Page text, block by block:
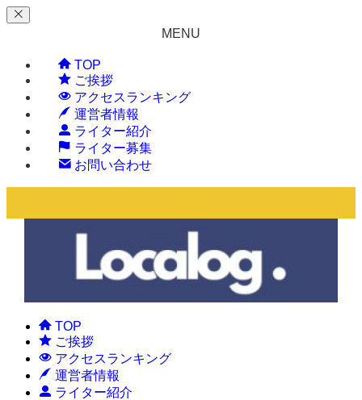
MENU
TOP
ご挨拶
アクセスランキング
運営者情報
ライター紹介
ライター募集
お問い合わせ
TOP
ご挨拶
アクセスランキング
運営者情報
ライター紹介